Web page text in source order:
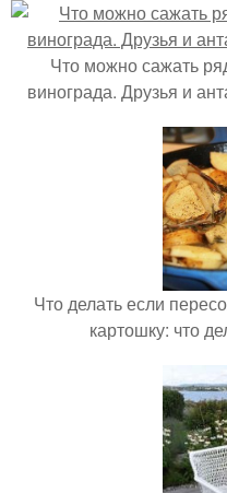
Что можно сажать
винограда. Друзья и
Что делать если
картошку: что